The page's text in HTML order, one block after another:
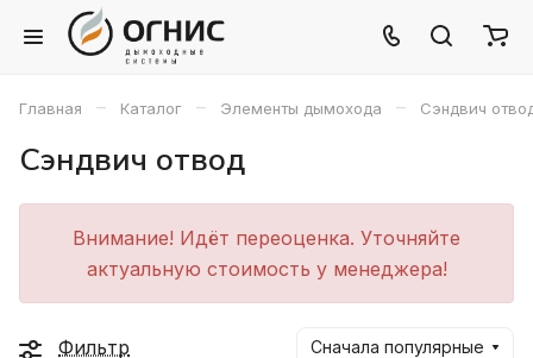
Главная – Каталог – Элементы дымохода – Сэндвич
Сэндвич отвод
Внимание! Идёт переоценка. Уточняйте
актуальную стоимость у менеджера!
Фильтр Сначала популярные